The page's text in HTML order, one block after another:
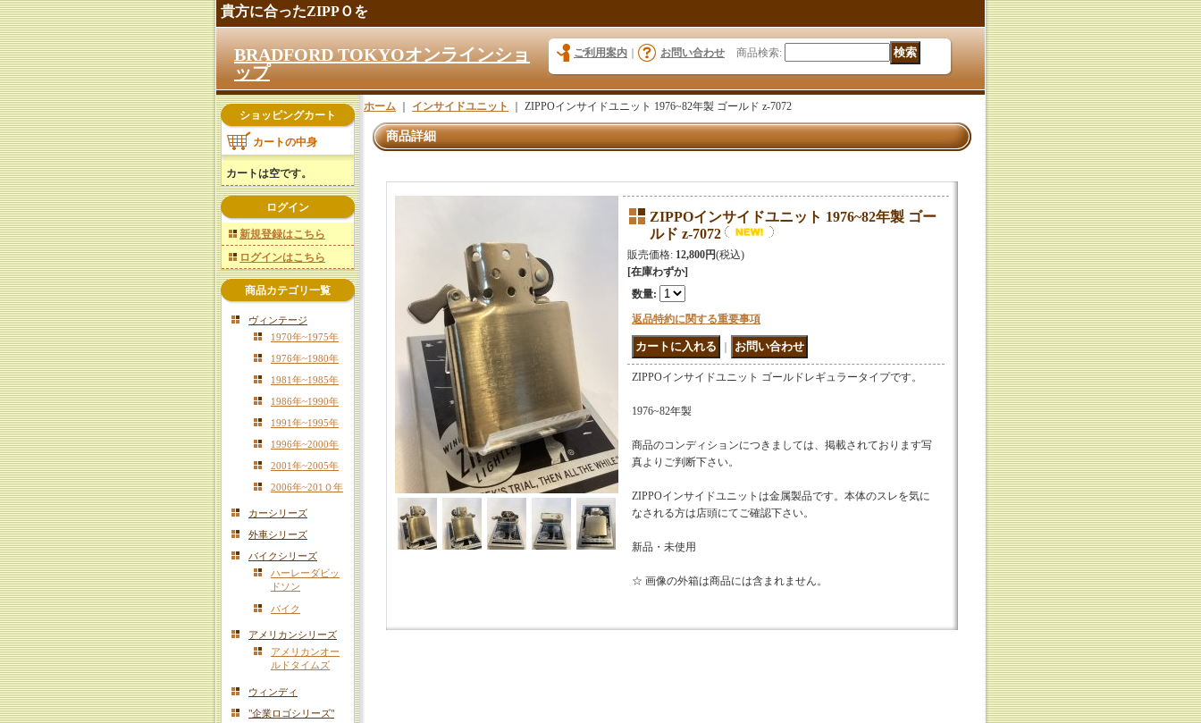
貴方に合ったZIPPＯを
BRADFORD TOKYOオンラインショ
ップ
ご利用案内 お問い合わせ 商品検索:
ショッピングカート
カートの中身
カートは空です。
ログイン
新規登録はこちら
ログインはこちら
商品カテゴリ一覧
ヴィンテージ
1970年~1975年
1976年~1980年
1981年~1985年
1986年~1990年
1991年~1995年
1996年~2000年
2001年~2005年
2006年~201０年
カーシリーズ
外車シリーズ
バイクシリーズ
ハーレーダビッ
ドソン
バイク
アメリカンシリーズ
アメリカンオー
ルドタイムズ
ウィンディ
"企業ロゴシリーズ"
ホーム インサイドユニット ZIPPOインサイドユニット 1976~82年製 ゴールド z-7072
商品詳細
ZIPPOインサイドユニット 1976~82年製 ゴー
ルド z-7072
販売価格: 12,800円(税込)
[在庫わずか]
数量:
返品特約に関する重要事項
ZIPPOインサイドユニット ゴールドレギュラータイプです。
1976~82年製
商品のコンディションにつきましては、掲載されております写
真よりご判断下さい。
ZIPPOインサイドユニットは金属製品です。本体のスレを気に
なされる方は店頭にてご確認下さい。
新品・未使用
☆ 画像の外箱は商品には含まれません。